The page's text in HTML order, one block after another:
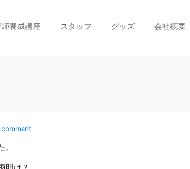
養成講座 スタッフ グッズ 会社概要
comment